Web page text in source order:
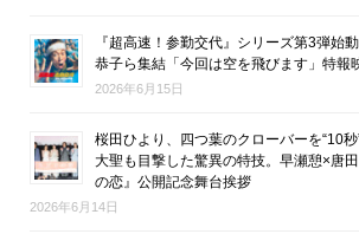
『超高速！参勤交代』シリーズ第3弾始
恭子ら集結「今回は空を飛びます」特報
2026年6月15日
桜田ひより、四つ葉のクローバーを“10
大聖も目撃した驚異の特技。早瀬憩×唐
の恋』公開記念舞台挨拶
2026年6月14日